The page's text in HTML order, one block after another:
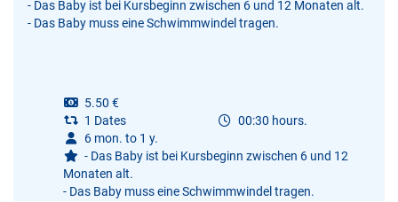
- Das Baby ist bei Kursbeginn zwischen 6 und 12 Monaten alt.
- Das Baby muss eine Schwimmwindel tragen.
5.50 €
1 Dates
00:30 hours.
6 mon. to 1 y.
- Das Baby ist bei Kursbeginn zwischen 6 und 12
Monaten alt.
- Das Baby muss eine Schwimmwindel tragen.